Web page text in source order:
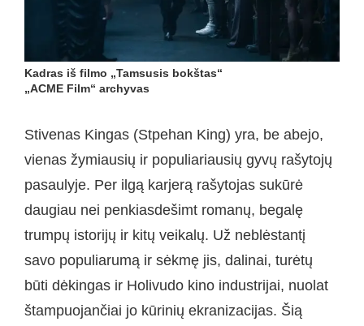
Kadras iš filmo „Tamsusis bokštas“
„ACME Film“ archyvas
Stivenas Kingas (Stpehan King) yra, be abejo,
vienas žymiausių ir populiariausių gyvų rašytojų
pasaulyje. Per ilgą karjerą rašytojas sukūrė
daugiau nei penkiasdešimt romanų, begalę
trumpų istorijų ir kitų veikalų. Už neblėstantį
savo populiarumą ir sėkmę jis, dalinai, turėtų
būti dėkingas ir Holivudo kino industrijai, nuolat
štampuojančiai jo kūrinių ekranizacijas. Šią